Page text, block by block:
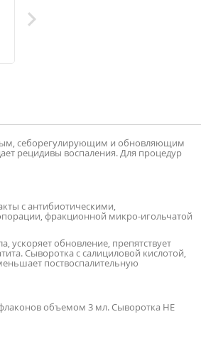
себорегулирующим и обновляющим
рецидивы воспаления. Для процедур
с антибиотическими,
фракционной микро-игольчатой
ускоряет обновление, препятствует
Сыворотка с салициловой кислотой,
поствоспалительную
объемом 3 мл. Сыворотка НЕ